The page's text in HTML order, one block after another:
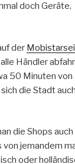
doch Geräte.
der
Händler
50 Minuten
die Stadt
die Shops
jemandem
oder